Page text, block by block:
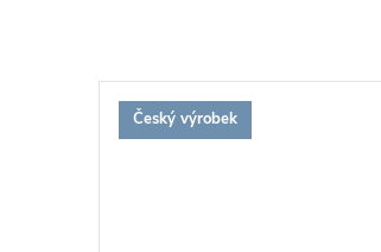
ZDARMA
Český výrobek